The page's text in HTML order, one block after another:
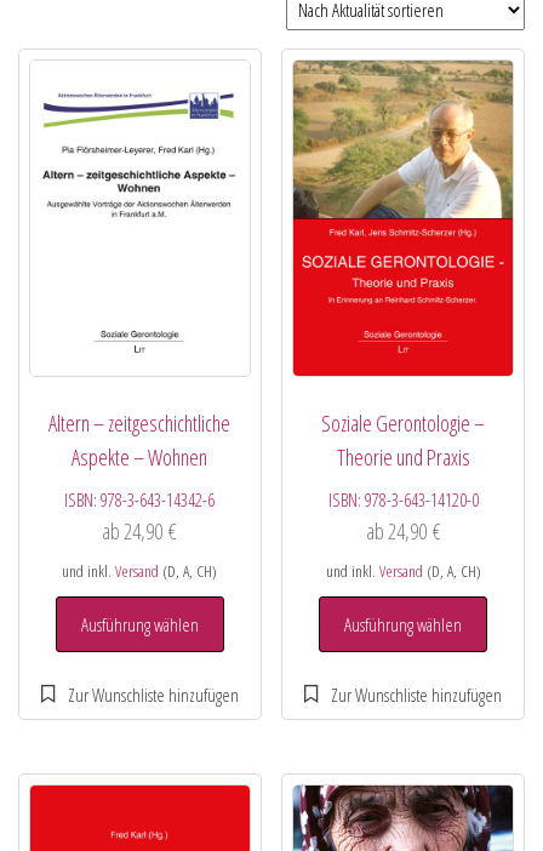
Altern – zeitgeschichtliche
Aspekte – Wohnen
ISBN:978-3-643-14342-6
ab24,90€
und inkl.Versand (D, A, CH)
Ausführung wählen
Soziale Gerontologie –
Theorie und Praxis
ISBN: 978-3-643-14120-0
ab24,90 €
und inkl. Versand (D, A, CH)
Ausführung wählen